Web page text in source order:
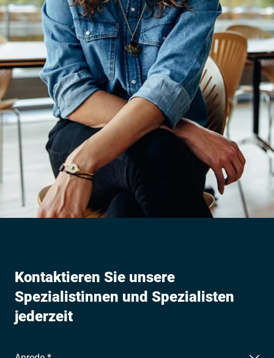
Kontaktieren Sie unsere
Spezialistinnen und Spezialisten
jederzeit